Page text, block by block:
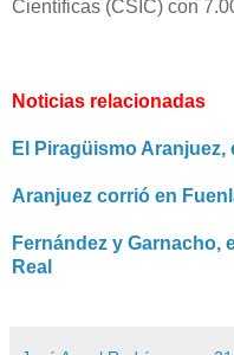
Científicas (CSIC) con
Noticias relacionadas
El Piragüismo Aranjuez,
Aranjuez corrió en
Fernández y Garnacho,
Real